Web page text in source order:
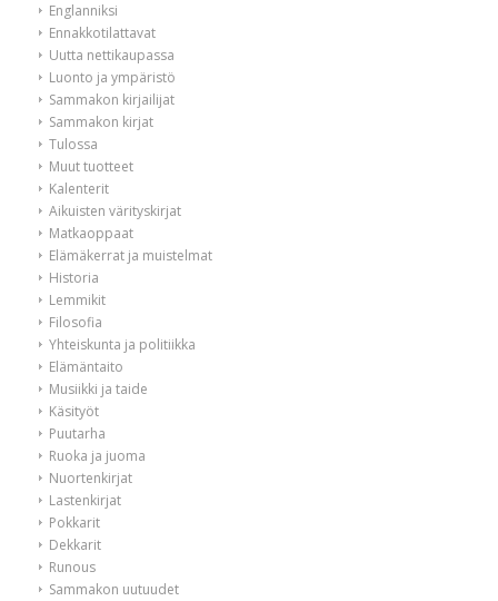
Englanniksi
Ennakkotilattavat
Uutta nettikaupassa
Luonto ja ympäristö
Sammakon kirjailijat
Sammakon kirjat
Tulossa
Muut tuotteet
Kalenterit
Aikuisten värityskirjat
Matkaoppaat
Elämäkerrat ja muistelmat
Historia
Lemmikit
Filosofia
Yhteiskunta ja politiikka
Elämäntaito
Musiikki ja taide
Käsityöt
Puutarha
Ruoka ja juoma
Nuortenkirjat
Lastenkirjat
Pokkarit
Dekkarit
Runous
Sammakon uutuudet